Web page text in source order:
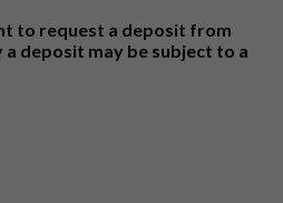
to request a deposit from
deposit may be subject to a